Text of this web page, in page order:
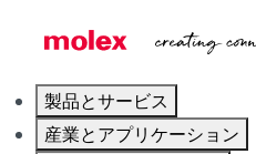
製品とサービス
産業とアプリケーション